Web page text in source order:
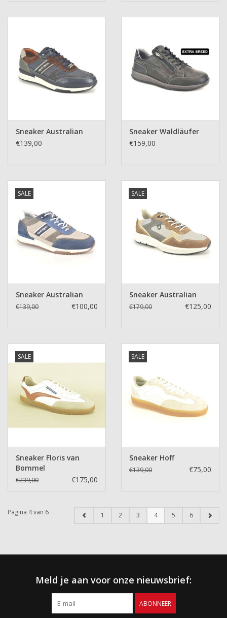
Sneaker Australian
€139,00
Sneaker Waldläufer
€159,00
SALE
Sneaker Australian
€139,00 €100,00
SALE
Sneaker Australian
€179,00 €125,00
SALE
Sneaker Floris van
Bommel
€239,00 €175,00
SALE
Sneaker Hoff
€139,00 €75,00
Pagina 4 van 6 1 2 3 4 5 6
Meld je aan voor onze nieuwsbrief:
ABONNEER